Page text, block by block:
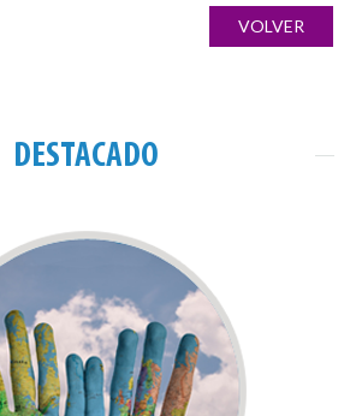
VOLVER
DESTACADO